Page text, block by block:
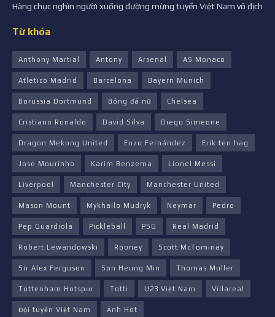
Hàng chục nghìn người xuống đường mừng tuyển Việt Nam vô địch
Từ khóa
Anthony Martial Antony Arsenal AS Monaco
Atletico Madrid Barcelona Bayern Munich
Borussia Dortmund Bóng đá nữ Chelsea
Cristiano Ronaldo David Silva Diego Simeone
Dragon Mekong United Enzo Fernández Erik ten hag
Jose Mourinho Karim Benzema Lionel Messi
Liverpool Manchester City Manchester United
Mason Mount Mykhailo Mudryk Neymar Pedro
Pep Guardiola Pickleball PSG Real Madrid
Robert Lewandowski Rooney Scott McTominay
Sir Alex Ferguson Son Heung Min Thomas Muller
Tottenham Hotspur Totti U23 Việt Nam Villareal
Đội tuyển Việt Nam Ảnh Hot